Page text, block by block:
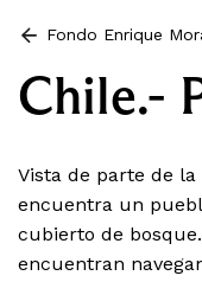
Fondo Enrique
Chile.-
Vista de parte de
encuentra un
cubierto de
encuentran